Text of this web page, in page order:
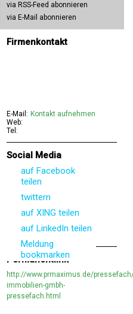
via RSS-Feed abonnieren
via E-Mail abonnieren
Firmenkontakt
E-Mail: Kontakt aufnehmen
Web:
Tel:
Social Media
auf Facebook
teilen
twittern
auf XING teilen
auf LinkedIn teilen
Meldung
bookmarken
Permanentlink
http://www.prmaximus.de/
immobilien-gmbh-
pressefach.html